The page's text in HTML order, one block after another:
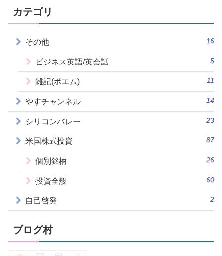
カテゴリ
その他 16
ビジネス英語/英会話 5
雑記(ポエム) 11
やすチャンネル 14
シリコンバレー 23
米国株式投資 87
個別銘柄 26
投資全般 60
自己啓発 2
ブログ村